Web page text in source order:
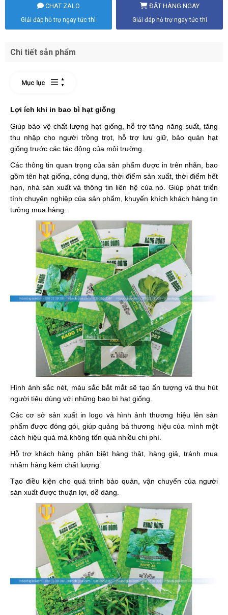
CHAT ZALO
Giải đáp hỗ trợ ngay tức thì
ĐẶT HÀNG NGAY
Giải đáp hỗ trợ ngay tức thì
Chi tiết sản phẩm
Mục lục
Lợi ích khi in bao bì hạt giống
Giúp bảo vệ chất lượng hạt giống, hỗ trợ tăng năng suất, tăng
thu nhập cho người trồng trọt, hỗ trợ lưu giữ, bảo quản hạt
giống trước các tác động của môi trường.
Các thông tin quan trọng của sản phẩm được in trên nhãn, bao
gồm tên hạt giống, công dụng, thời điểm sản xuất, thời điểm hết
hạn, nhà sản xuất và thông tin liên hệ của nó. Giúp phát triển
tính chuyên nghiệp của sản phẩm, khuyến khích khách hàng tin
tưởng mua hàng.
Hình ảnh sắc nét, màu sắc bắt mắt sẽ tạo ấn tượng và thu hút
người tiêu dùng với những bao bì hạt giống.
Các cơ sở sản xuất in logo và hình ảnh thương hiệu lên sản
phẩm được đóng gói, giúp quảng bá thương hiệu của mình một
cách hiệu quả mà không tốn quá nhiều chi phí.
Hỗ trợ khách hàng phân biệt hàng thật, hàng giả, tránh mua
nhầm hàng kém chất lượng.
Tạo điều kiện cho quá trình bảo quản, vận chuyển của người
sản xuất được thuận lợi, dễ dàng.